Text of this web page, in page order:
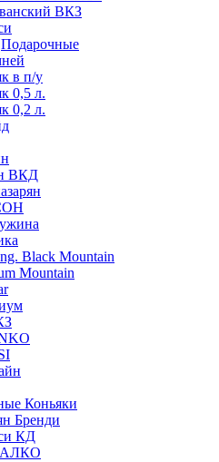
ВКЗ
Подарочные
в п/у
0,5 л.
0,2 л.
ВКД
Black Mountain
Mountain
Коньяки
Бренди
КД